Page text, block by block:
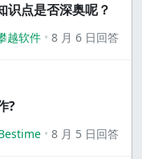
识点是否深奥呢？
越软件 8 月 6 日回答
?
8 月 5 日回答